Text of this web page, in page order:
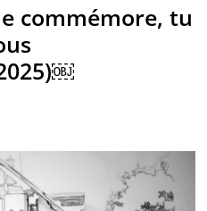
commémore, tu